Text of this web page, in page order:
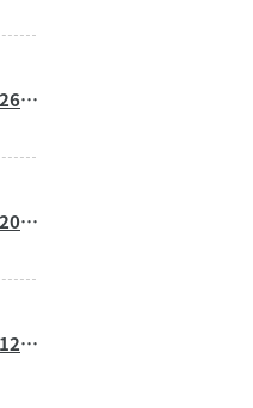
2026/7/25(土)～7/26(日) 今週のおすすめ商品
2026/7/18(土)～7/20(月・祝) 今週のおすすめ商品
2026/7/11(土)～7/12(日) 今週のおすすめ商品